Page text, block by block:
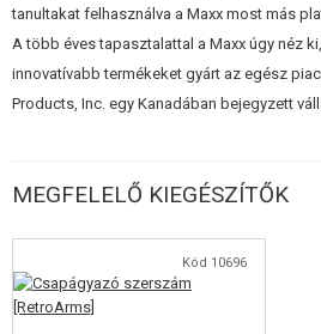
tanultakat felhasználva a Maxx most más
A több éves tapasztalattal a Maxx úgy néz
innovatívabb termékeket gyárt az egész
Products, Inc. egy Kanadában bejegyzett
MEGFELELŐ KIEGÉSZÍTŐK
Kód 10696